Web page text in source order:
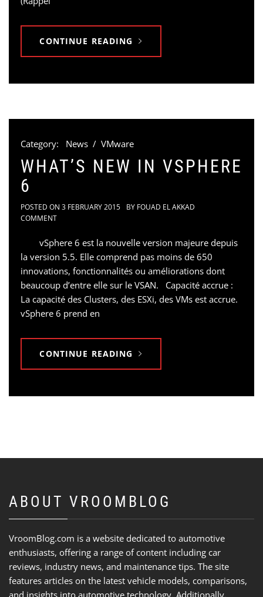
CONTINUE READING
Category: News / VMware
WHAT’S NEW IN VSPHERE
6
POSTED ON 3 FEBRUARY 2015 BY FOUAD EL AKKAD
COMMENT
vSphere 6 est la nouvelle version majeure depuis
la version 5.5. Elle comprend pas moins de 650
innovations, fonctionnalités ou améliorations dont
beaucoup d’entre elle sur le VSAN. Capacité accrue :
La capacité des Clusters, des ESXi, des VMs est accrue.
vSphere 6 prend en
CONTINUE READING
ABOUT VROOMBLOG
VroomBlog.com is a website dedicated to automotive
enthusiasts, offering a range of content including car
reviews, industry news, and maintenance tips. The site
features articles on the latest vehicle models, comparisons,
and insights into automotive technology. Additionally,